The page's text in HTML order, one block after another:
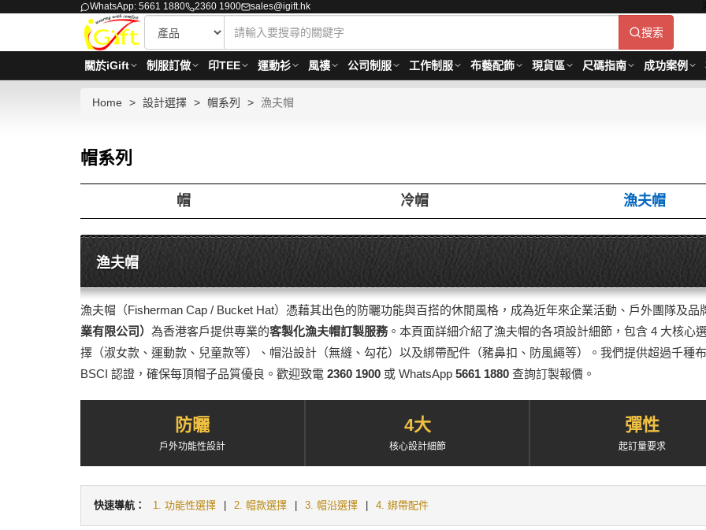
WhatsApp: 5661 1880 2360 1900 sales@igift.hk
搜索
關於iGift 制服訂做 印TEE 運動衫 風褸 公司制服 工作制服 布藝配飾 現貨區 尺碼指南 成功案例
Home 設計選擇 帽系列 漁夫帽
帽系列
帽 冷帽 漁夫帽
渔夫帽
漁夫帽（Fisherman Cap / Bucket Hat）憑藉其出色的防曬功能與百搭的休閒風格，成為近年來企業活動、戶外團隊及品
業有限公司） 為香港客戶提供專業的客製化漁夫帽訂製服務。本頁面詳細介紹了漁夫帽的各項設計細節，包含 4 大核心
擇（淑女款、運動款、兒童款等）、帽沿設計（無縫、勾花）以及綁帶配件（豬鼻扣、防風繩等）。我們提供超過千種
BSCI 認證，確保每頂帽子品質優良。歡迎致電 2360 1900 或 WhatsApp 5661 1880 查詢訂製報價。
防曬
戶外功能性設計
4大
核心設計細節
彈性
起訂量要求
快速導航： 1. 功能性選擇 2. 帽款選擇 3. 帽沿選擇 4. 綁帶配件